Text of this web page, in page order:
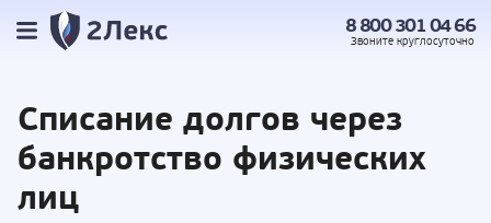
8 800 301 04 66
Звоните круглосуточно
Списание долгов через
банкротство физических
лиц